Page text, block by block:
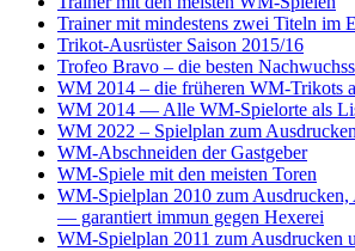
Trainer mit mindestens zwei Titeln im
Trikot-Ausrüster Saison 2015/16
Trofeo Bravo – die besten
WM 2014 – die früheren WM-Trikots
WM 2014 — Alle WM-Spielorte als
WM 2022 – Spielplan zum Ausdrucken
WM-Abschneiden der Gastgeber
WM-Spiele mit den meisten Toren
WM-Spielplan 2010 zum
— garantiert immun gegen Hexerei
WM-Spielplan 2011 zum Ausdrucken